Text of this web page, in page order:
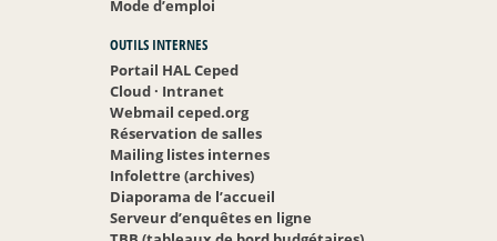
Mode d’emploi
OUTILS INTERNES
Portail HAL Ceped
Cloud· Intranet
Webmail ceped.org
Réservation de salles
Mailing listes internes
Infolettre (archives)
Diaporama de l’accueil
Serveur d’enquêtes en ligne